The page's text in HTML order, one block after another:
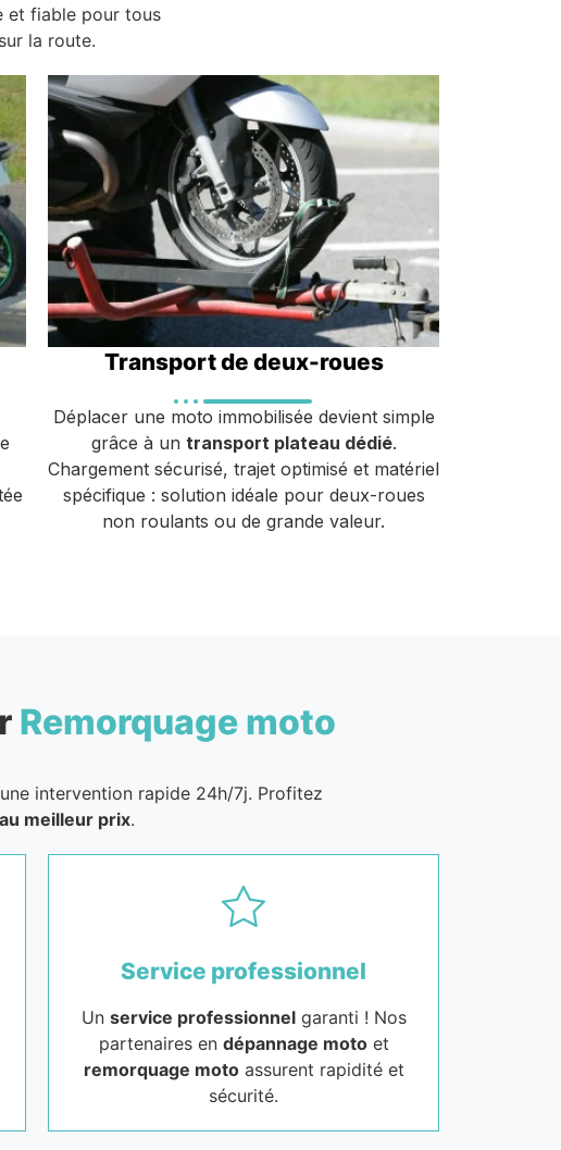
et fiable pour tous
la route.
Transport de deux-roues
Déplacer une moto immobilisée devient simple
grâce à un transport plateau dédié.
Chargement sécurisé, trajet optimisé et matériel
spécifique : solution idéale pour deux-roues
non roulants ou de grande valeur.
Remorquage moto
intervention rapide 24h/7j. Profitez
meilleur prix.
Service professionnel
Un service professionnelgaranti ! Nos
partenaires en dépannage motoet
remorquage motoassurent rapidité et
sécurité.